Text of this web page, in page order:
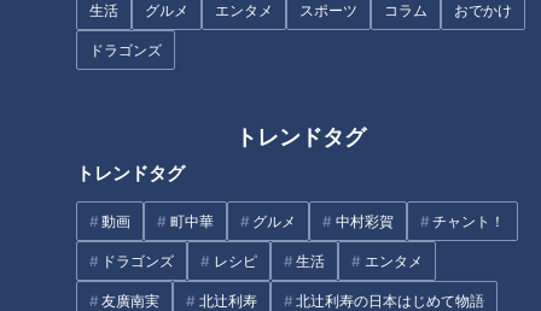
生活 グルメ エンタメ スポーツ コラム おでかけ
ドラゴンズ
トレンドタグ
トレンドタグ
動画 町中華 グルメ 中村彩賀 チャント！
ドラゴンズ レシピ 生活 エンタメ
友廣南実 北辻利寿 北辻利寿の日本はじめて物語
ずのアジア大会ポスターに思わ
ぬ落とし穴
グルメ チャント！ 愛されFOOD 松本道弥